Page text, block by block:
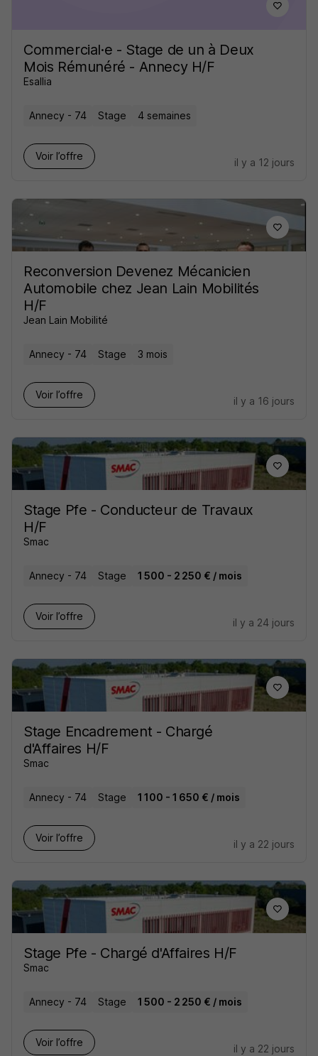
Commercial·e - Stage de un à Deux
Mois Rémunéré - Annecy H/F
Esallia
Annecy - 74 Stage 4 semaines
Voir l’offre
il y a 12 jours
Reconversion Devenez Mécanicien
Automobile chez Jean Lain Mobilités
H/F
Jean Lain Mobilité
Annecy - 74 Stage 3 mois
Voir l’offre
il y a 16 jours
Stage Pfe - Conducteur de Travaux
H/F
Smac
Annecy - 74 Stage 1 500 - 2 250 € / mois
Voir l’offre
il y a 24 jours
Stage Encadrement - Chargé
d'Affaires H/F
Smac
Annecy - 74 Stage 1 100 - 1 650 € / mois
Voir l’offre
il y a 22 jours
Stage Pfe - Chargé d'Affaires H/F
Smac
Annecy - 74 Stage 1 500 - 2 250 € / mois
Voir l’offre
il y a 22 jours